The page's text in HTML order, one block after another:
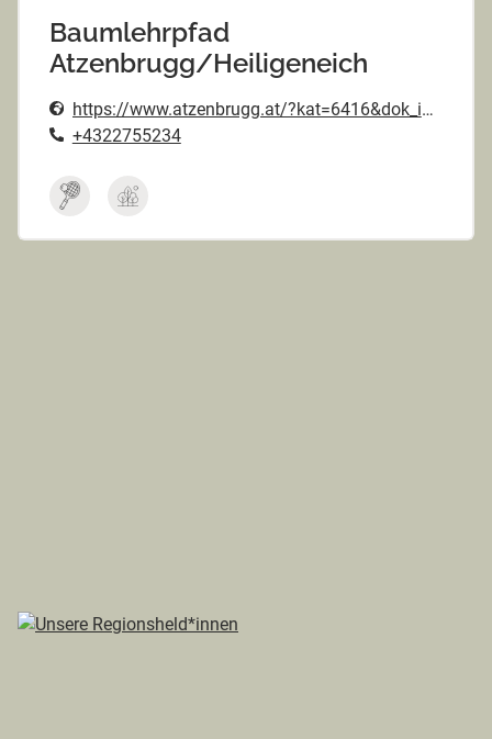
Baumlehrpfad
Atzenbrugg/Heiligeneich
https://www.atzenbrugg.at/?kat=6416&dok_id=53551
+4322755234